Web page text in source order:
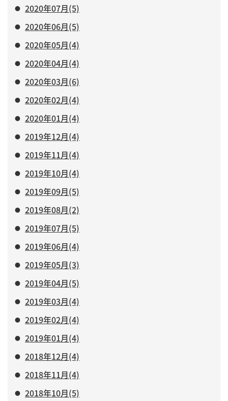
2020年07月(5)
2020年06月(5)
2020年05月(4)
2020年04月(4)
2020年03月(6)
2020年02月(4)
2020年01月(4)
2019年12月(4)
2019年11月(4)
2019年10月(4)
2019年09月(5)
2019年08月(2)
2019年07月(5)
2019年06月(4)
2019年05月(3)
2019年04月(5)
2019年03月(4)
2019年02月(4)
2019年01月(4)
2018年12月(4)
2018年11月(4)
2018年10月(5)